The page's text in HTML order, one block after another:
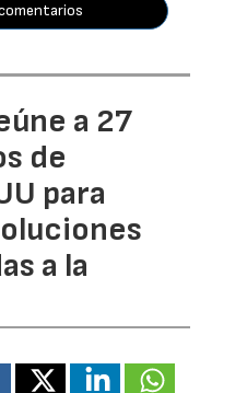
a 27
de
para
a la